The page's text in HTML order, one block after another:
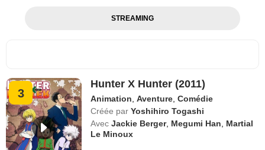
STREAMING
3
Hunter X Hunter (2011)
Animation ,Aventure ,Comédie
Créée par Yoshihiro Togashi
Avec Jackie Berger, Megumi Han
Martial
Le Minoux